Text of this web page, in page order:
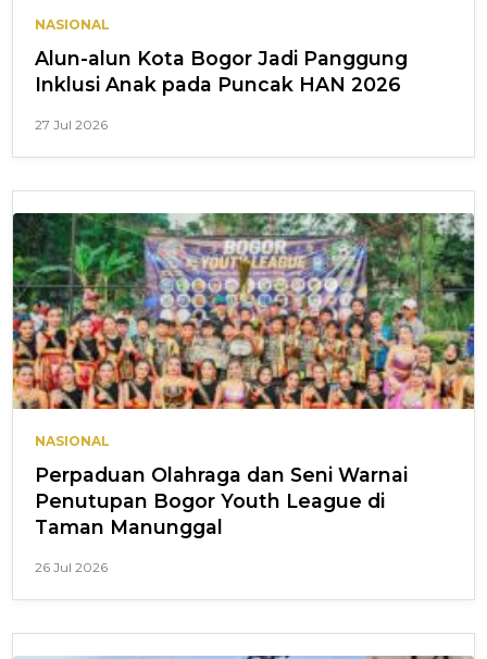
NASIONAL
Alun-alun Kota Bogor Jadi Panggung
Inklusi Anak pada Puncak HAN 2026
27 Jul 2026
NASIONAL
Perpaduan Olahraga dan Seni Warnai
Penutupan Bogor Youth League di
Taman Manunggal
26 Jul 2026